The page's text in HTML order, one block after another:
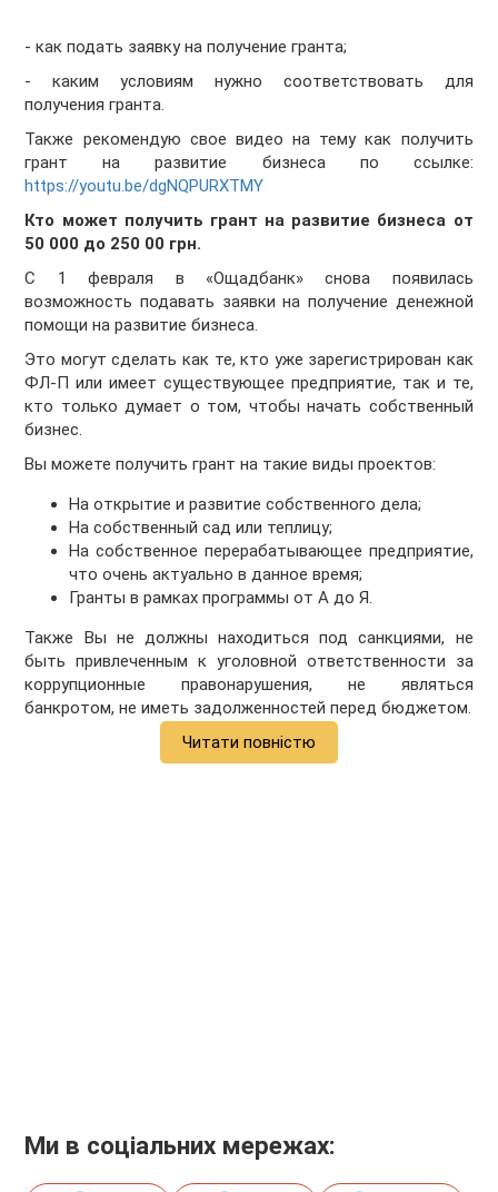
- как подать заявку на получение гранта;
- каким условиям нужно соответствовать для
получения гранта.
Также рекомендую свое видео на тему как получить
грант на развитие бизнеса по ссылке:
https://youtu.be/dgNQPURXTMY
Кто может получить грант на развитие бизнеса от
50 000 до 250 00 грн.
С 1 февраля в «Ощадбанк» снова появилась
возможность подавать заявки на получение денежной
помощи на развитие бизнеса.
Это могут сделать как те, кто уже зарегистрирован как
ФЛ-П или имеет существующее предприятие, так и те,
кто только думает о том, чтобы начать собственный
бизнес.
Вы можете получить грант на такие виды проектов:
На открытие и развитие собственного дела;
На собственный сад или теплицу;
На собственное перерабатывающее предприятие,
что очень актуально в данное время;
Гранты в рамках программы от А до Я.
Также Вы не должны находиться под санкциями, не
быть привлеченным к уголовной ответственности за
коррупционные правонарушения, не являться
банкротом, не иметь задолженностей перед бюджетом.
Читати повністю
Ми в соціальних мережах: